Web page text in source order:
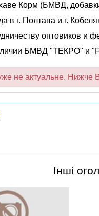
Корм (БМВД,
в г. Полтава и г.
оптовиков и
БМВД "ТЕКРО" и
не актуальне. Нижче
Інші